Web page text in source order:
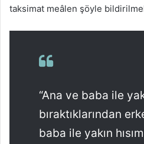
taksimat meâlen şöyle
“Ana ve baba ile
bıraktıklarından
baba ile yakın